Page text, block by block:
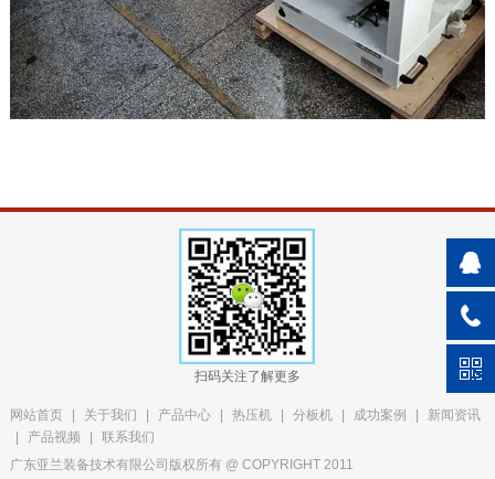
扫码关注了解更多
网站首页 | 关于我们 | 产品中心 | 热压机 | 分板机 | 成功案例 |
新闻资讯
|
产品视频 |
联系我们
广东亚兰装备技术有限公司版权所有 @ COPYRIGHT 2011